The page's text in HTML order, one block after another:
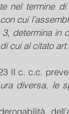
nel termine
cui
determina in
cui al citato
II c. c.c.
diversa, le